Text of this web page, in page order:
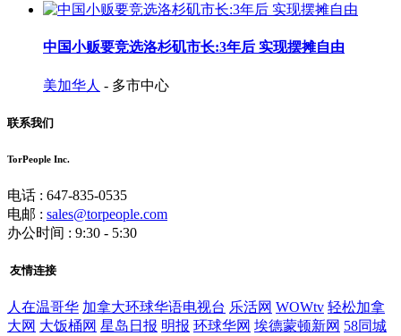
中国小贩要竞选洛杉矶市长:3年后 实现摆摊自由
美加华人 - 多市中心
联系我们
TorPeople Inc.
电话 : 647-835-0535
电邮 : sales@torpeople.com
办公时间 : 9:30 - 5:30
友情连接
人在温哥华 加拿大环球华语电视台 乐活网 WOWtv 轻松加拿
大网 大饭桶网 星岛日报 明报 环球华网 埃德蒙顿新网 58同城